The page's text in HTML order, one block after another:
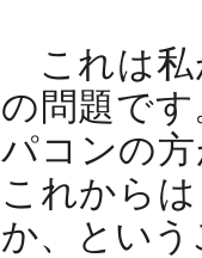
これは私
の問題で
パコンの
これから
か、とい